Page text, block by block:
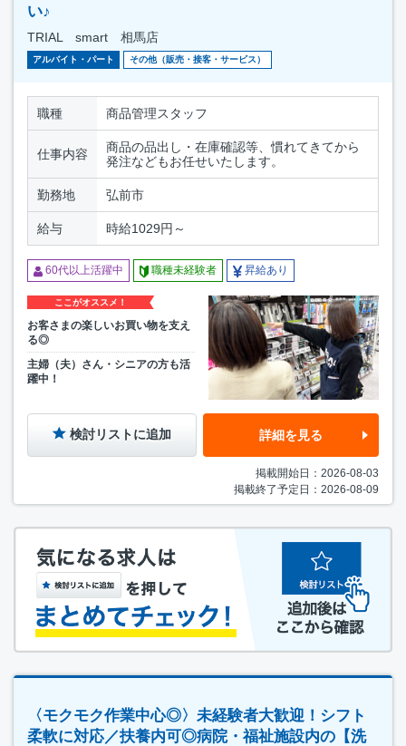
い♪
TRIAL smart 相馬店
アルバイト・パート その他（販売・接客・サービス）
職種 商品管理スタッフ
仕事内容
商品の品出し・在庫確認等、慣れてきてから
発注などもお任せいたします。
勤務地 弘前市
給与 時給1029円～
60代以上活躍中 職種未経験者 昇給あり
ここがオススメ！
お客さまの楽しいお買い物を支え
る◎
主婦（夫）さん・シニアの方も活
躍中！
検討リストに追加 詳細を見る
掲載開始日：2026-08-03
掲載終了予定日：2026-08-09
〈モクモク作業中心◎〉未経験者大歓迎！シフト
柔軟に対応／扶養内可◎病院・福祉施設内の【洗